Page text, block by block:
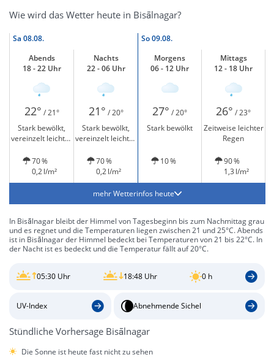
Wie wird das Wetter heute in Bisālnagar?
Sa 08.08. So09.08.
Abends
18 - 22 Uhr
Nachts
22 - 06 Uhr
Morgens
06 - 12 Uhr
Mittags
12 - 18 Uhr
22° / 21° 21° / 20° 27° / 20° 26° / 23°
Stark bewölkt,
vereinzelt leichter
Stark bewölkt,
vereinzelt leichter
Stark bewölkt
Zeitweise leichter
Regen
70 %
0,2 l/m²
70 %
0,2 l/m²
10 %
90 %
1,3 l/m²
mehr Wetterinfos heute
In Bisālnagar bleibt der Himmel von Tagesbeginn bis zum Nachmittag grau
und es regnet und die Temperaturen liegen zwischen 21 und 25°C. Abends
ist in Bisālnagar der Himmel bedeckt bei Temperaturen von 21 bis 22°C. In
der Nacht ist es bedeckt und die Temperatur fällt auf 20°C.
05:30 Uhr 18:48 Uhr 0 h
UV-Index Abnehmende Sichel
Stündliche Vorhersage Bisālnagar
Die Sonne ist heute fast nicht zu sehen